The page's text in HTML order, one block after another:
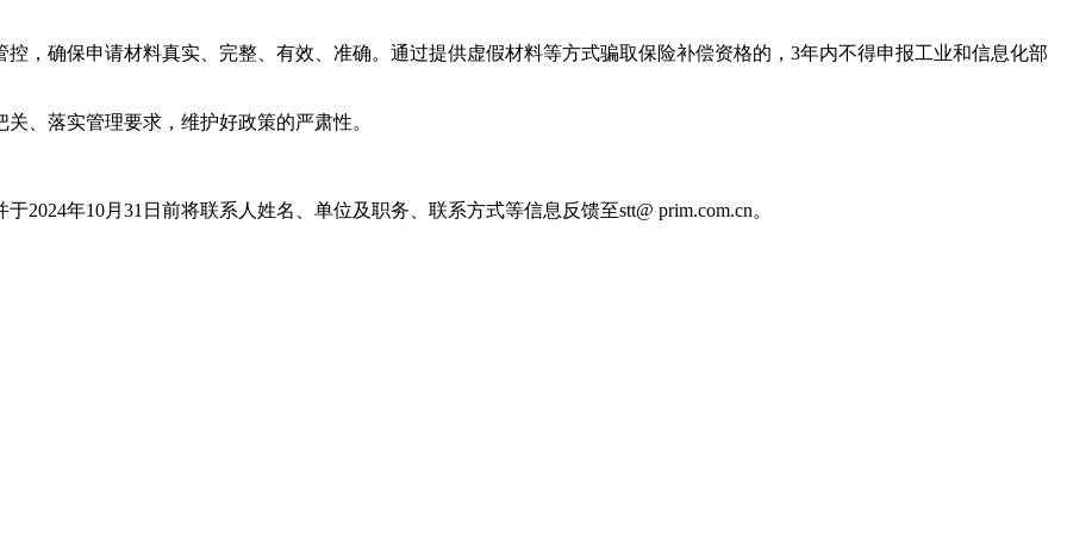
，确保申请材料真实、完整、有效、准确。通过提供虚假材料等方式骗取保险补偿资格的，3年内不得申报工业和信息化部
、落实管理要求，维护好政策的严肃性。
2024年10月31日前将联系人姓名、单位及职务、联系方式等信息反馈至stt@ prim.com.cn。